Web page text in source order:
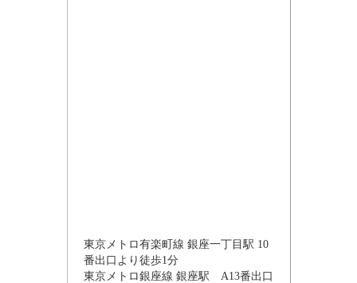
東京メトロ有楽町線 銀座一丁目駅 10
番出口より徒歩1分
東京メトロ銀座線 銀座駅 A13番出口